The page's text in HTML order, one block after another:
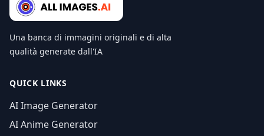
Una banca di immagini originali e di alta
qualità generate dall'IA
QUICK LINKS
AI Image Generator
AI Anime Generator